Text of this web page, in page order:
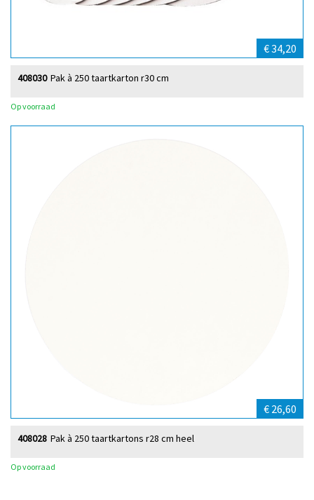
€ 34,20
Pak à 250 taartkarton r30 cm
408030
Op voorraad
€ 26,60
Pak à 250 taartkartons r28 cm heel
408028
Op voorraad